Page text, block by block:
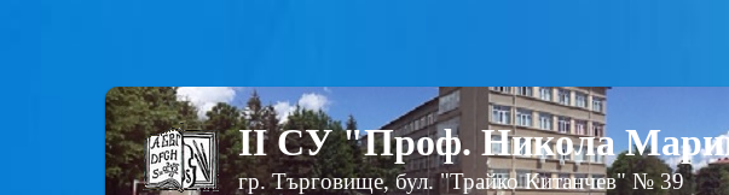
II СУ "Проф. Никола
гр. Търговище, бул. "Трайко Китанчев" № 39